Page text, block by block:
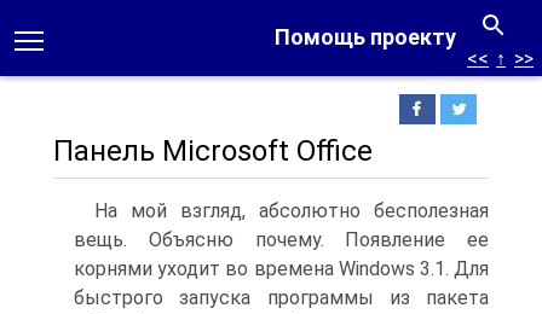
Помощь проекту
<< ↑ >>
Панель Microsoft Office
На мой взгляд, абсолютно бесполезная
вещь. Объясню почему. Появление ее
корнями уходит во времена Windows 3.1. Для
быстрого запуска программы из пакета